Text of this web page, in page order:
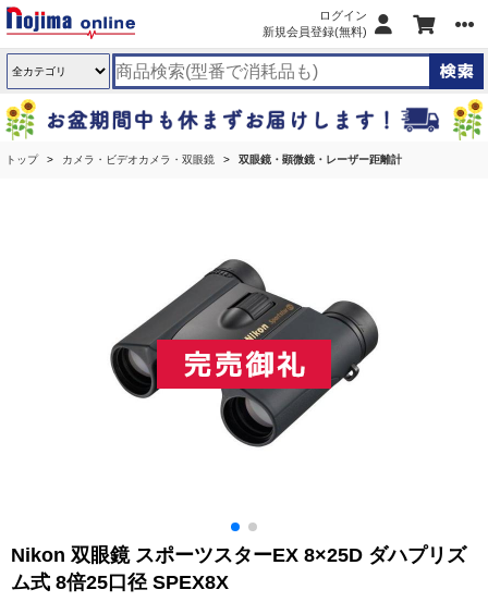
ログイン
新規会員登録(無料)
トップ カメラ・ビデオカメラ・双眼鏡 双眼鏡・顕微鏡・レーザー距離計
Nikon 双眼鏡 スポーツスターEX 8×25D ダハプリズ
ム式 8倍25口径 SPEX8X